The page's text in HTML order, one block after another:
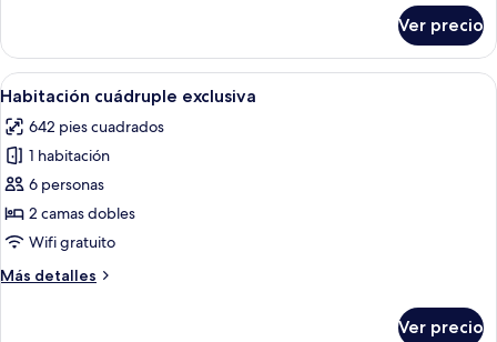
2
baños,
vista
a
la
ciudad
Deluxe
con
2
individuales,
2
2
baños,
vista
la
Ver precio
Abrir
todas
las
fotos
de
Habitación
cuádruple
Una habitación de hotel con sofá,
7
Habitación cuádruple exclusiva
642 pies cuadrados
1 habitación
6 personas
2 camas dobles
Wifi gratuito
Más detalles
Más
Ver precio